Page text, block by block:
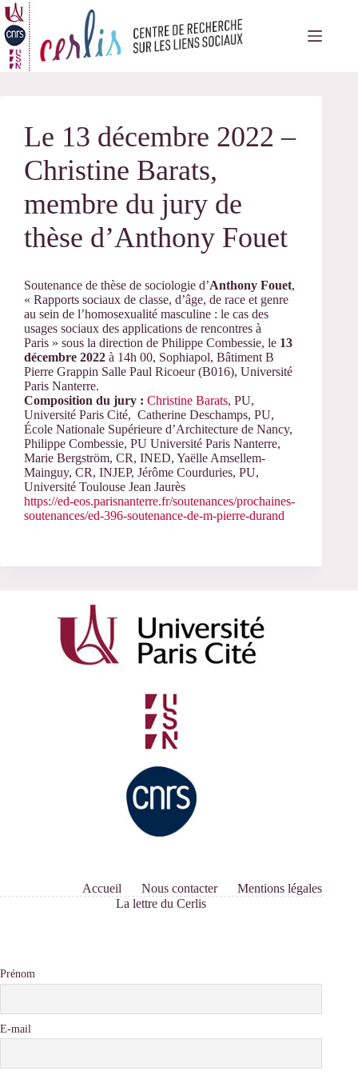
Passer
au
contenu
Le 13 décembre 2022 –
Christine Barats,
membre du jury de
thèse d’Anthony Fouet
Soutenance de thèse de sociologie d’Anthony Fouet,
« Rapports sociaux de classe, d’âge, de race et genre
au sein de l’homosexualité masculine : le cas des
usages sociaux des applications de rencontres à
Paris » sous la direction de Philippe Combessie, le 13
décembre 2022 à 14h 00, Sophiapol, Bâtiment B
Pierre Grappin Salle Paul Ricoeur (B016), Université
Paris Nanterre.
Composition du jury : Christine Barats, PU,
Université Paris Cité, Catherine Deschamps, PU,
École Nationale Supérieure d’Architecture de Nancy,
Philippe Combessie, PU Université Paris Nanterre,
Marie Bergström, CR, INED, Yaëlle Amsellem-
Mainguy, CR, INJEP, Jérôme Courduries, PU,
Université Toulouse Jean Jaurès
https://ed-eos.parisnanterre.fr/soutenances/prochaines-
soutenances/ed-396-soutenance-de-m-pierre-durand
Accueil Nous contacter
Mentions légales
La lettre du Cerlis
Prénom
E-mail